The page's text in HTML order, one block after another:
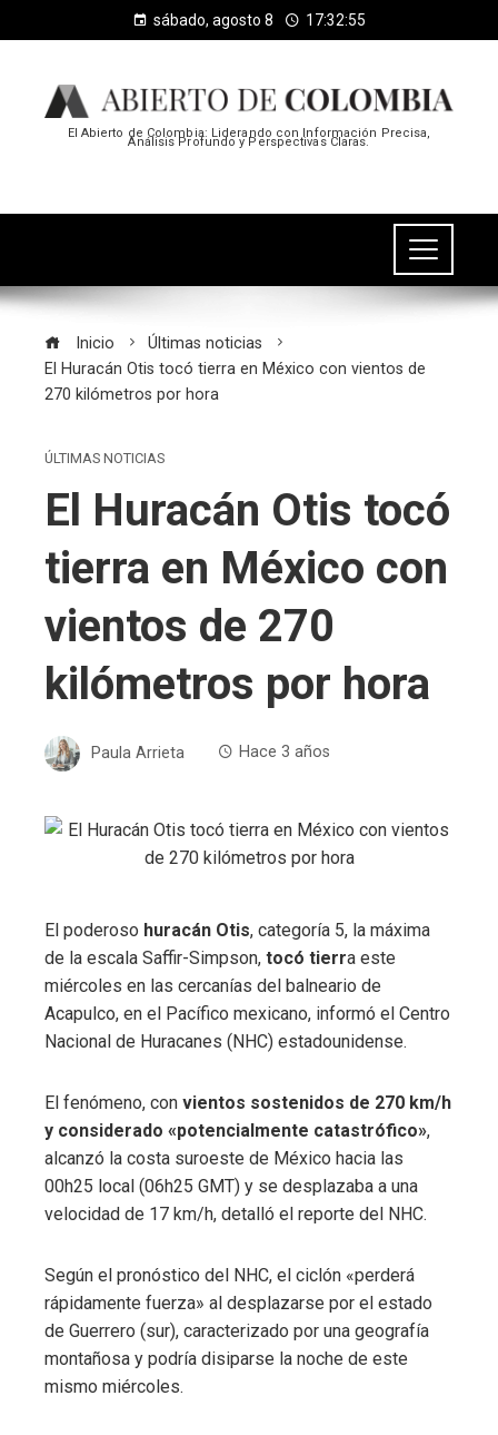
sábado, agosto 8 17:32:55
El Abierto de Colombia: Liderando con Información Precisa,
Análisis Profundo y Perspectivas Claras.
Inicio
Últimas noticias
El Huracán Otis tocó tierra en México con vientos de
270 kilómetros por hora
ÚLTIMAS NOTICIAS
El Huracán Otis tocó
tierra en México con
vientos de 270
kilómetros por hora
Paula Arrieta Hace 3 años
El poderoso huracán Otis, categoría 5, la máxima
de la escala Saffir-Simpson, tocó tierra este
miércoles en las cercanías del balneario de
Acapulco, en el Pacífico mexicano, informó el Centro
Nacional de Huracanes (NHC) estadounidense.
El fenómeno, con vientos sostenidos de 270 km/h
y considerado «potencialmente catastrófico»,
alcanzó la costa suroeste de México hacia las
00h25 local (06h25 GMT) y se desplazaba a una
velocidad de 17 km/h, detalló el reporte del NHC.
Según el pronóstico del NHC, el ciclón «perderá
rápidamente fuerza» al desplazarse por el estado
de Guerrero (sur), caracterizado por una geografía
montañosa y podría disiparse la noche de este
mismo miércoles.